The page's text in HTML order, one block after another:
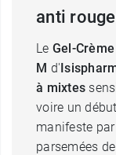
anti
Le Gel-
M d'
à mixtes
voire un
manifeste
parsemées